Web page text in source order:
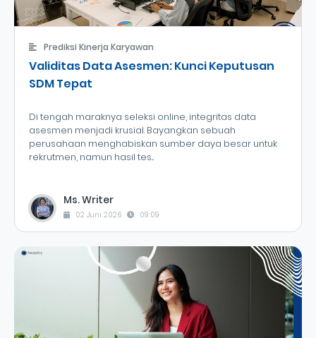
Prediksi Kinerja Karyawan
Validitas Data Asesmen: Kunci Keputusan
SDM Tepat
Di tengah maraknya seleksi online, integritas data
asesmen menjadi krusial. Bayangkan sebuah
perusahaan menghabiskan sumber daya besar untuk
rekrutmen, namun hasil tes...
Ms. Writer
02 Juni 2026 09:09